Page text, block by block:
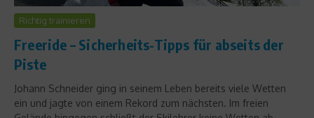
Richtig trainieren
Freeride – Sicherheits-Tipps für abseits der
Piste
Johann Schneider ging in seinem Leben bereits viele Wetten
ein und jagte von einem Rekord zum nächsten. Im freien